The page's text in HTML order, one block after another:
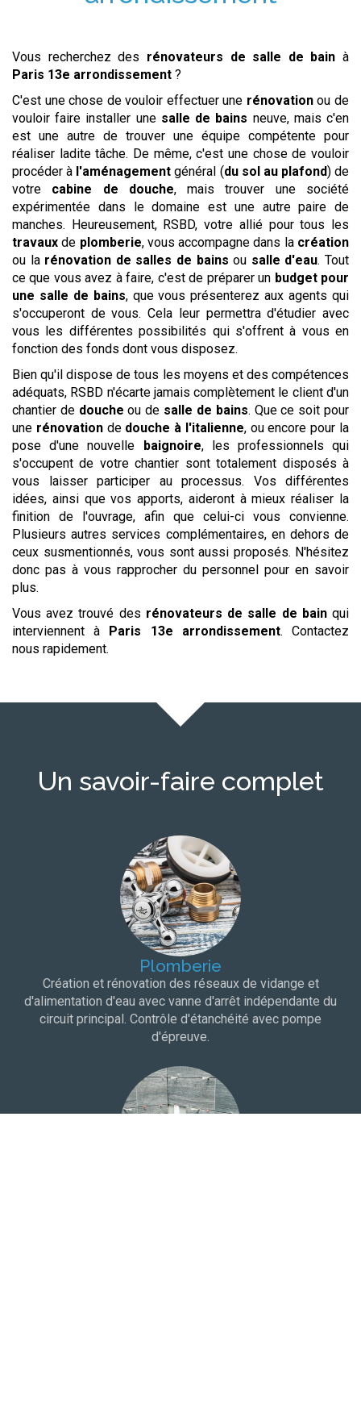
Vous recherchez des rénovateurs de salle de bain à
Paris 13e arrondissement ?
C'est une chose de vouloir effectuer une rénovationou de
vouloir faire installer une salle de bains neuve, mais c'en
est une autre de trouver une équipe compétente pour
réaliser ladite tâche. De même, c'est une chose de vouloir
procéder à l'aménagementgénéral (du sol au plafond) de
votre cabine de douche, mais trouver une société
expérimentée dans le domaine est une autre paire de
manches. Heureusement, RSBD, votre allié pour tous les
travaux de plomberie, vous accompagne dans la création
ou la rénovation de salles de bains ou salle d'eau. Tout
ce que vous avez à faire, c'est de préparer un budget pour
une salle de bains, que vous présenterez aux agents qui
s'occuperont de vous. Cela leur permettra d'étudier avec
vous les différentes possibilités qui s'offrent à vous en
fonction des fonds dont vous disposez.
Bien qu'il dispose de tous les moyens et des compétences
adéquats, RSBD n'écarte jamais complètement le client d'un
chantier de douche ou de salle de bains. Que ce soit pour
une rénovationde douche à l'italienne, ou encore pour la
pose d'une nouvelle
baignoire, les professionnels qui
s'occupent de votre chantier sont totalement disposés à
vous laisser participer au processus. Vos différentes
idées, ainsi que vos apports, aideront à mieux réaliser la
finition de l'ouvrage, afin que celui-ci vous convienne.
Plusieurs autres services complémentaires, en dehors de
ceux susmentionnés, vous sont aussi proposés. N'hésitez
donc pas à vous rapprocher du personnel pour en savoir
plus.
Vous avez trouvé des rénovateurs de salle de bainqui
interviennent à
Paris 13e arrondissement. Contactez
nous rapidement.
Un savoir-faire complet
Plomberie
Création et rénovation des réseaux de vidange et
d'alimentation d'eau avec vanne d'arrêt indépendante du
circuit principal. Contrôle d'étanchéité avec pompe
d'épreuve.